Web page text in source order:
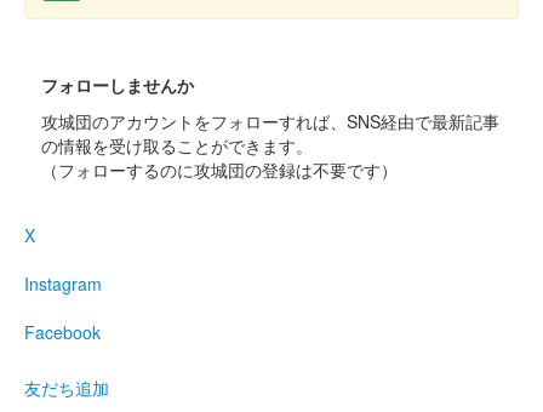
姫路城 御城印
限定箔押し版
販売終了
ブース出展していた城郭合体オシロボッツブースにて販売された
姫路城 御城印
販売終了
フォローしませんか
攻城団のアカウントをフォローすれば、SNS経由で最新記事
の情報を受け取ることができます。
（フォローするのに攻城団の登録は不要です）
X
Instagram
Facebook
友だち追加